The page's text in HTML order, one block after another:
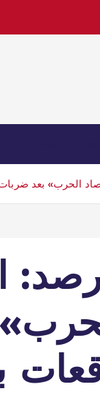
بعد ضربات